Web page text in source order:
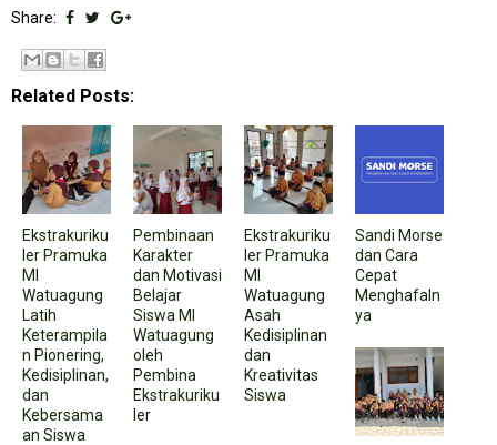
Share:
Related Posts:
Ekstrakuriku
ler Pramuka
MI
Watuagung
Latih
Keterampila
n Pionering,
Kedisiplinan,
dan
Kebersama
an Siswa
Pembinaan
Karakter
dan Motivasi
Belajar
Siswa MI
Watuagung
oleh
Pembina
Ekstrakuriku
ler
Ekstrakuriku
ler Pramuka
MI
Watuagung
Asah
Kedisiplinan
dan
Kreativitas
Siswa
Sandi Morse
dan Cara
Cepat
Menghafaln
ya